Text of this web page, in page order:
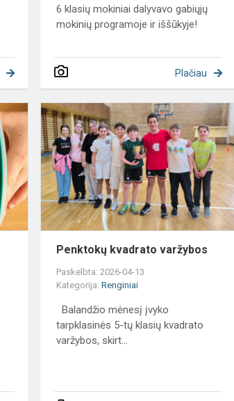
6 klasių mokiniai dalyvavo gabiųjų
mokinių programoje ir iššūkyje!
Plačiau
Sveikų
užkandžių
sekliai
Penktokų kvadrato varžybos
Paskelbta: 2026-04-13
Kategorija:Renginiai
Balandžio mėnesį įvyko
tarpklasinės 5-tų klasių kvadrato
varžybos, skirt...